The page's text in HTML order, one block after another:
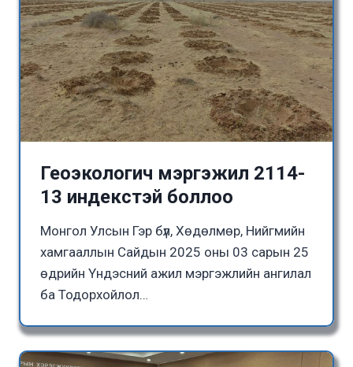
Геоэкологич мэргэжил 2114-
13 индекстэй боллоо
Монгол Улсын Гэр бүл, Хөдөлмөр, Нийгмийн
хамгааллын Сайдын 2025 оны 03 сарын 25
өдрийн Үндэсний ажил мэргэжлийн ангилал
ба Тодорхойлол…